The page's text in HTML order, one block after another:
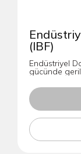
(IBF)
Endüstriyel
gücünde